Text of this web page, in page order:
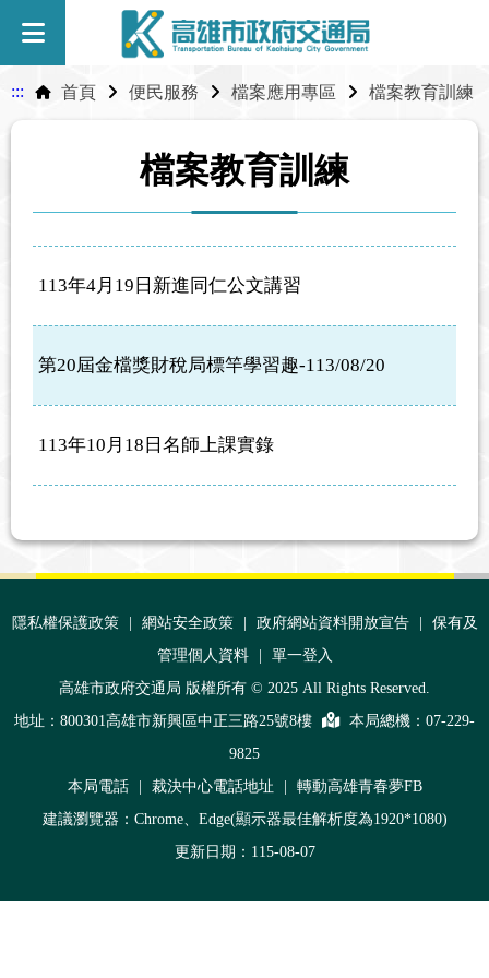
::: 首頁 便民服務 檔案應用專區 檔案教育訓練
檔案教育訓練
113年4月19日新進同仁公文講習
第20屆金檔獎財稅局標竿學習趣-113/08/20
113年10月18日名師上課實錄
:::
隱私權保護政策 | 網站安全政策 | 政府網站資料開放宣告 |
保有及
管理個人資料
|
單一登入
高雄市政府交通局 版權所有 © 2025 All Rights Reserved.
地址：800301高雄市新興區中正三路25號8樓
本局總機： 07-229-
9825
本局電話
| 裁決中心電話地址 |
轉動高雄青春夢FB
建議瀏覽器：Chrome、Edge(顯示器最佳解析度為1920*1080)
更新日期：115-08-07